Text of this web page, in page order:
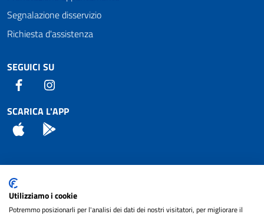
Segnalazione disservizio
Richiesta d'assistenza
SEGUICI SU
Facebook
SCARICA L'APP
App Store
Attuazione Misure PNRR
Piano di miglioramento del sito
Utilizziamo i cookie
Potremmo posizionarli per l'analisi dei dati dei nostri visitatori, per migliorare il